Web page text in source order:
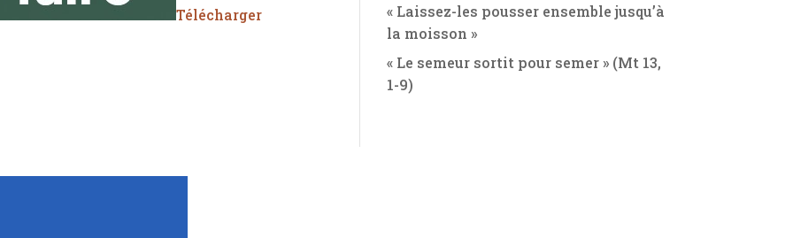
Télécharger
« Laissez-les pousser ensemble jusqu’à
la moisson »
« Le semeur sortit pour semer » (Mt 13,
1-9)